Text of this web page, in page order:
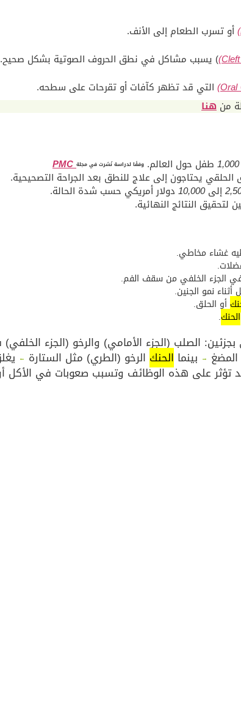
أو تسرب الطعام إلى الأنف.
) يسبب مشاكل في نطق الحروف الصوتية بشكل صحيح.
التي قد تظهر كآفات أو تقرحات على سطحه.
من هنا
1,000 طفل حول العالم. وفقًا لدراسة نُشرت في مجلةPMC
يحتاجون إلى علاج للنطق بعد الجراحة التصحيحية.
إلى10,000 دولار أمريكي حسب شدة الحالة.
لتحقيق النتائج النهائية.
غشاء مخاطي.
في الجزء الخلفي من سقف الفم.
نمو الجنين.
أو الحلق.
الحنك.
الصلب (الجزء الأمامي) والرخو (الجزء الخلفي)
→ بينما الحنك الرخو (الطري) مثل الستارة ←
تؤثر على هذه الوظائف وتسبب صعوبات في الأكل